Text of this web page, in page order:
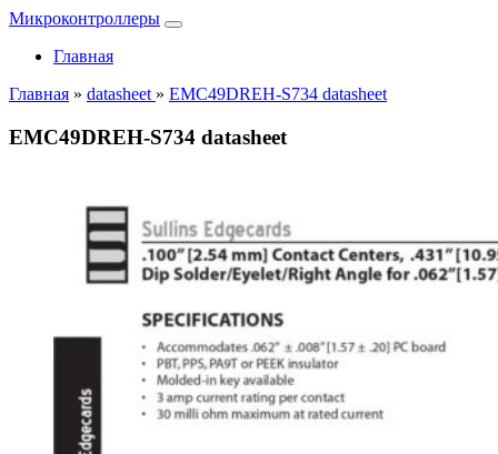
Микроконтроллеры
Главная
Главная » datasheet » EMC49DREH-S734 datasheet
EMC49DREH-S734 datasheet